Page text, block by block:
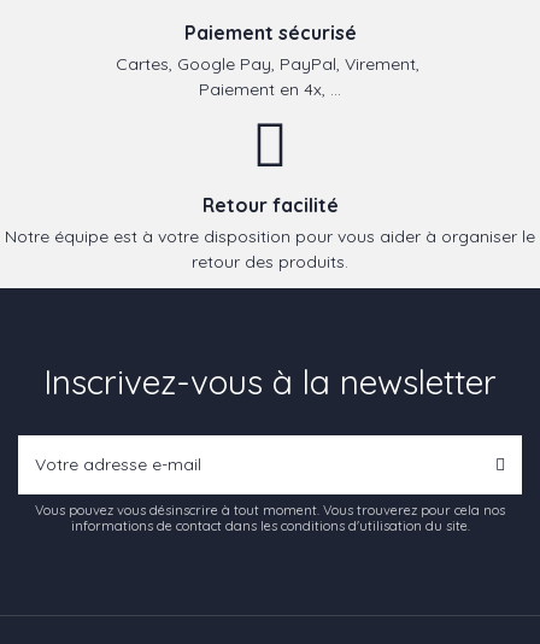
Paiement sécurisé
Cartes, Google Pay, PayPal, Virement,
Paiement en 4x, ...
Retour facilité
Notre équipe est à votre disposition pour vous aider à organiser le
retour des produits.
Inscrivez-vous à la newsletter
Vous pouvez vous désinscrire à tout moment. Vous trouverez pour cela nos
informations de contact dans les conditions d'utilisation du site.